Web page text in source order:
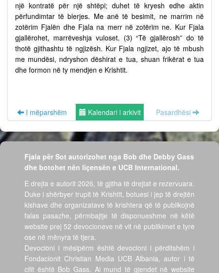
një kontratë për një shtëpi; duhet të kryesh edhe aktin
përfundimtar të blerjes. Me anë të besimit, ne marrim në
zotërim Fjalën dhe Fjala na merr në zotërim ne. Kur Fjala
gjallërohet, marrëveshja vuloset. (3) “Të gjallërosh” do të
thotë gjithashtu të ngjizësh. Kur Fjala ngjizet, ajo të mbush
me mundësi, ndryshon dëshirat e tua, shuan frikërat e tua
dhe formon në ty mendjen e Krishtit.
I mëparshëm Kalendari i arkivit Pasardhësi
Fjala për Sot autorizohet nga Bob dhe Debby Gass
dhe botohet nën liçensën e UCB International.
E drejta e autorit 2026, të gjitha të drejtat e rezervuara.
Duke i shërbyer trupit të Krishtit, botuesi i jep të drejtën
kishave dhe organizatave të krishtera që të publikojnë
falas pasazhe, përmbajtje të disponueshme në këtë
website prej 52 devocioneve në vit në publikimet e tyre
ose në mënyra të tjera.
Devocioni i mësipërm është devocioni i përditshëm i
Fondacionit Christian Media UCB Albania, autor i të
cilit është Bob Gass. Ai mund të gjendet në website